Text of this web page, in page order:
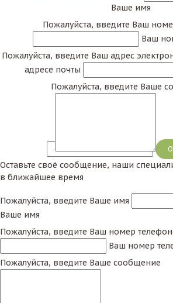
Ваше имя
Пожалуйста, введите Ваш
Ваш
Пожалуйста, введите Ваш адрес
адресе почты
Пожалуйста, введите Ваше
Оставьте своё сообщение, наши
в ближайшее время
Пожалуйста, введите Ваше имя
Ваше имя
Пожалуйста, введите Ваш номер
Ваш номер
Пожалуйста, введите Ваше сообщение